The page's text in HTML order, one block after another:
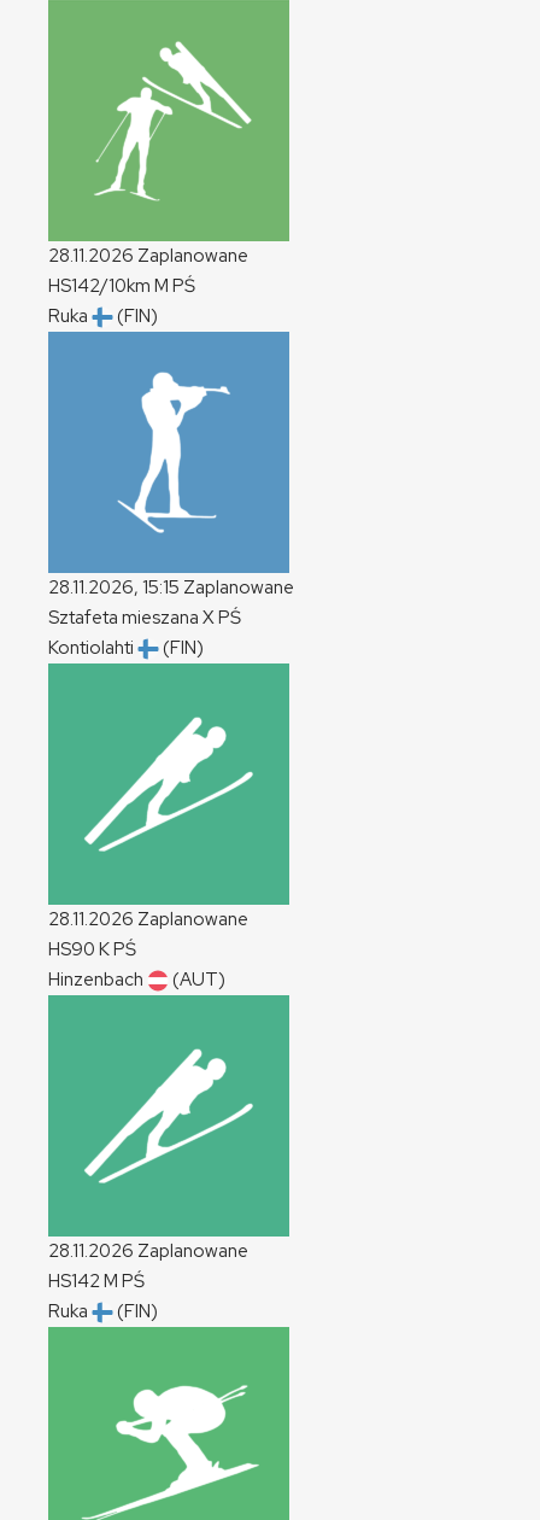
28.11.2026 Zaplanowane
HS142/10km M PŚ
Ruka
(FIN)
28.11.2026, 15:15 Zaplanowane
Sztafeta mieszana XPŚ
Kontiolahti
(FIN)
28.11.2026 Zaplanowane
HS90 KPŚ
Hinzenbach
(AUT)
28.11.2026 Zaplanowane
HS142M PŚ
Ruka
(FIN)